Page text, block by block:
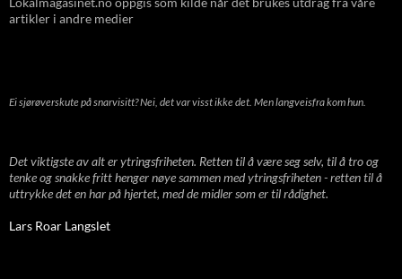
artikler i andre medier
Ei sjørøverskute på snarvisitt? Nei, det var visst ikke det. Men langveisfra kom hun.
Det viktigste av alt er ytringsfriheten. Retten til å være seg selv, til å tro og
tenke og snakke fritt henger nøye sammen med ytringsfriheten - retten til å
uttrykke det en har på hjertet, med de midler som er til rådighet.
Lars Roar Langslet